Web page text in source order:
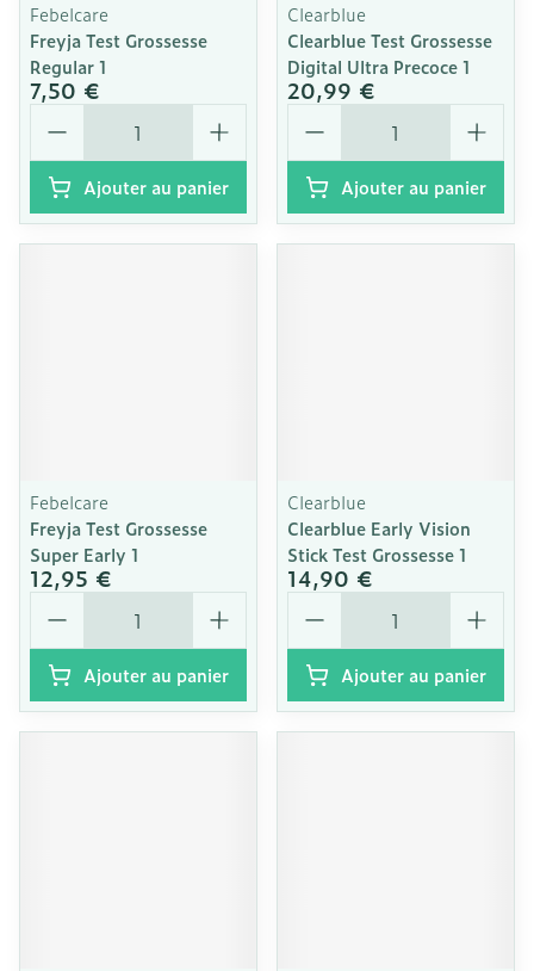
Febelcare
Freyja Test Grossesse
Regular 1
7,50 €
Quantité
Ajouter au panier
Clearblue
Clearblue Test Grossesse
Digital Ultra Precoce 1
20,99 €
Quantité
Ajouter au panier
Febelcare
Freyja Test Grossesse
Super Early 1
12,95 €
Quantité
Ajouter au panier
Clearblue
Clearblue Early Vision
Stick Test Grossesse 1
14,90 €
Quantité
Ajouter au panier